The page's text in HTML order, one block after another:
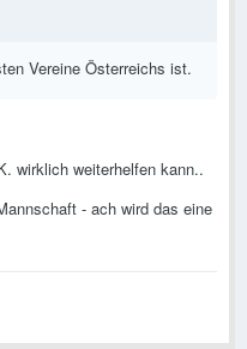
Vereine Österreichs ist.
wirklich weiterhelfen kann..
- ach wird das eine